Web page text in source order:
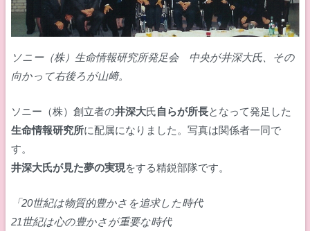
ソニー（株）生命情報研究所発足会 中央が井深大氏、その
向かって右後ろが山﨑。
ソニー（株）創立者の井深大氏自らが所長となって発足した
生命情報研究所に配属になりました。写真は関係者一同で
す。
井深大氏が見た夢の実現をする精鋭部隊です。
「20世紀は物質的豊かさを追求した時代
21世紀は心の豊かさが重要な時代